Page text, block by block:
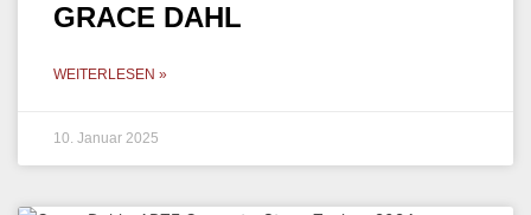
GRACE DAHL
WEITERLESEN »
10. Januar 2025